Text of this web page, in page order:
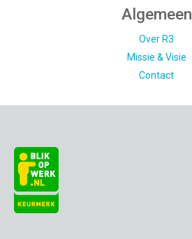
Algemeen
Over R3
Missie & Visie
Contact